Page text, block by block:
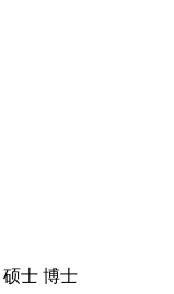
硕士 博士